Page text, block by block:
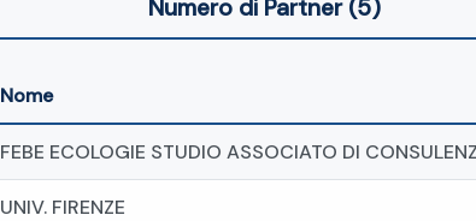
Numero di Partner (5)
Nome
FEBE ECOLOGIE STUDIO ASSOCIATO DI
UNIV. FIRENZE